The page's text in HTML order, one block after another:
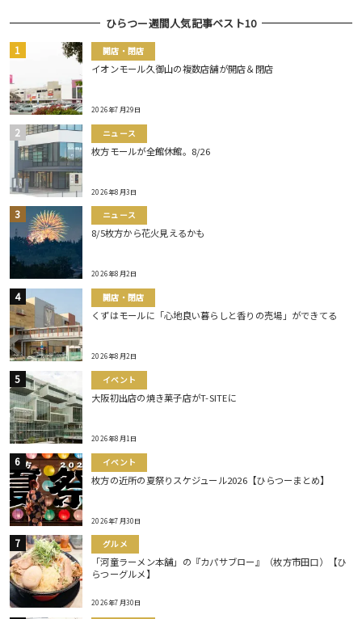
ひらつー週間人気記事ベスト10
開店・閉店
イオンモール久御山の複数店舗が開店＆閉店
2026年7月29日
ニュース
枚方モールが全館休館。8/26
2026年8月3日
ニュース
8/5枚方から花火見えるかも
2026年8月2日
開店・閉店
くずはモールに「心地良い暮らしと香りの売場」ができてる
2026年8月2日
イベント
大阪初出店の焼き菓子店がT-SITEに
2026年8月1日
イベント
枚方の近所の夏祭りスケジュール2026【ひらつーまとめ】
2026年7月30日
グルメ
「河童ラーメン本舗」の『カパサブロー』（枚方市田口）【ひ
らつーグルメ】
2026年7月30日